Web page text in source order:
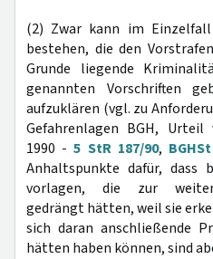
(2) Zwar kann im
bestehen, die den
Grunde liegende
genannten Vorschriften
aufzuklären (vgl. zu
Gefahrenlagen BGH,
1990 -5 StR 187/90,
Anhaltspunkte dafür, dass
vorlagen, die zur
gedrängt hätten, weil sie
sich daran anschließende
hätten haben können, sind